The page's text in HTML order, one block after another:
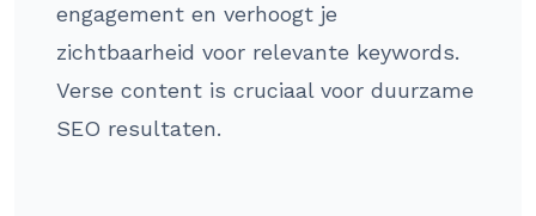
engagement en verhoogt je
zichtbaarheid voor relevante keywords.
Verse content is cruciaal voor duurzame
SEO resultaten.